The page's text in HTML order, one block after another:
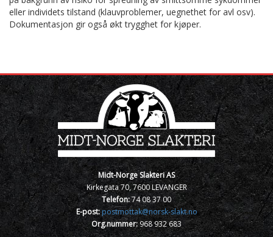
eller individets tilstand (klauvproblemer, uegnethet for avl osv).
Dokumentasjon gir også økt trygghet for kjøper.
Midt-Norge Slakteri AS
Kirkegata 70, 7600 LEVANGER
Telefon:74 08 37 00
E-post:postmottak@norsk-slakt.no
Org.nummer:968 932 683